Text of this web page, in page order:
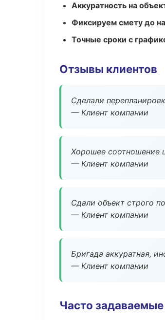
Аккуратность на
Фиксируем смету до
Точные сроки с
Отзывы клиентов
Сделали
— Клиент компании
Хорошее соотношение
— Клиент компании
Сдали объект строго
— Клиент компании
Бригада аккуратная,
— Клиент компании
Часто